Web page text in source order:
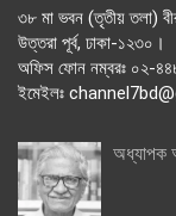
৩৮ মা ভবন (তৃতীয় তলা)
উত্তরা পূর্ব, ঢাকা-১২৩০।
অফিস ফোন নম্বরঃ ০২-
ইমেইলঃ
অধ্যাপক